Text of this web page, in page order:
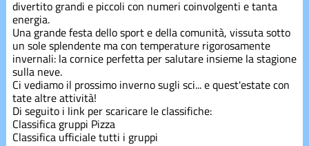
divertito grandi e piccoli con numeri coinvolgenti e tanta
energia.
Una grande festa dello sport e della comunità, vissuta sotto
un sole splendente ma con temperature rigorosamente
invernali: la cornice perfetta per salutare insieme la stagione
sulla neve.
Ci vediamo il prossimo inverno sugli sci... e quest'estate con
tate altre attività!
Di seguito i link per scaricare le classifiche:
Classifica gruppi Pizza
Classifica ufficiale tutti i gruppi
Preparazione
estiva
shred
Snowboard